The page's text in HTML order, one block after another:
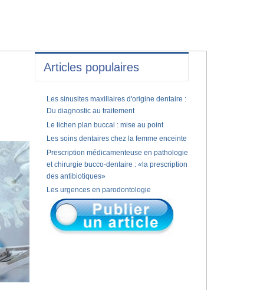
Articles populaires
Les sinusites maxillaires d'origine dentaire :
Du diagnostic au traitement
Le lichen plan buccal : mise au point
Les soins dentaires chez la femme enceinte
Prescription médicamenteuse en pathologie
et chirurgie bucco-dentaire : «la prescription
des antibiotiques»
Les urgences en parodontologie